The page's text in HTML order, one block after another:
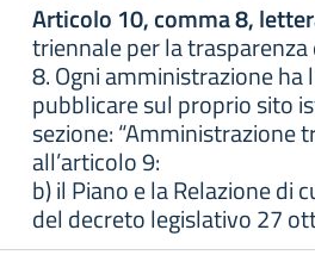
Articolo 10, comma 8,
triennale per la trasparenza
8. Ogni amministrazione ha
pubblicare sul proprio sito
sezione: “Amministrazione
all’articolo 9:
b) il Piano e la Relazione di
del decreto legislativo 27